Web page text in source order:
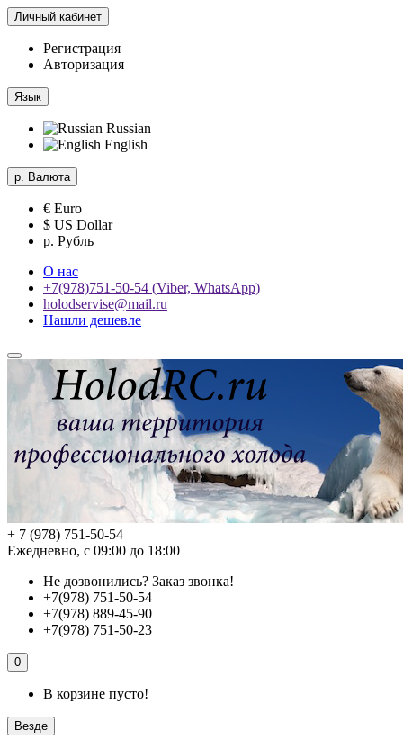
Личный кабинет
Регистрация
Авторизация
Язык
Russian
English
р. Валюта
€ Euro
$ US Dollar
р. Рубль
О нас
+7(978)751-50-54 (Viber, WhatsApp)
holodservise@mail.ru
Нашли дешевле
+ 7 (978) 751-50-54
Ежедневно, с 09:00 до 18:00
Не дозвонились? Заказ звонка!
+7(978) 751-50-54
+7(978) 889-45-90
+7(978) 751-50-23
0
В корзине пусто!
Везде